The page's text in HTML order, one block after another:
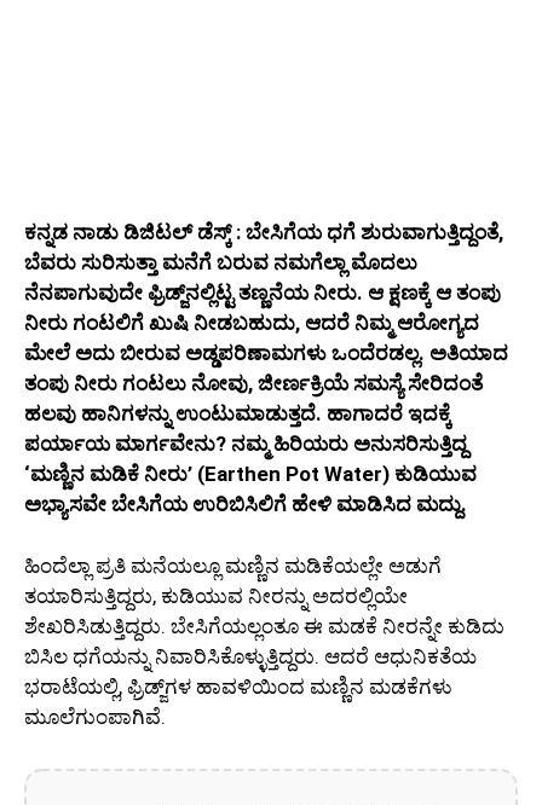
ಕನ್ನಡ ನಾಡು ಡಿಜಿಟಲ್‌ ಡೆಸ್ಕ್‌ : ಬೇಸಿಗೆಯ ಧಗೆ ಶುರುವಾಗುತ್ತಿದ್ದಂತೆ,
ಬೆವರು ಸುರಿಸುತ್ತಾ ಮನೆಗೆ ಬರುವ ನಮಗೆಲ್ಲಾ ಮೊದಲು
ನೆನಪಾಗುವುದೇ ಫ್ರಿಡ್ಜ್‌ನಲ್ಲಿಟ್ಟ ತಣ್ಣನೆಯ ನೀರು. ಆ ಕ್ಷಣಕ್ಕೆ ಆ ತಂಪು
ನೀರು ಗಂಟಲಿಗೆ ಖುಷಿ ನೀಡಬಹುದು, ಆದರೆ ನಿಮ್ಮ ಆರೋಗ್ಯದ
ಮೇಲೆ ಅದು ಬೀರುವ ಅಡ್ಡಪರಿಣಾಮಗಳು ಒಂದೆರಡಲ್ಲ. ಅತಿಯಾದ
ತಂಪು ನೀರು ಗಂಟಲು ನೋವು, ಜೀರ್ಣಕ್ರಿಯೆ ಸಮಸ್ಯೆ ಸೇರಿದಂತೆ
ಹಲವು ಹಾನಿಗಳನ್ನು ಉಂಟುಮಾಡುತ್ತದೆ. ಹಾಗಾದರೆ ಇದಕ್ಕೆ
ಪರ್ಯಾಯ ಮಾರ್ಗವೇನು? ನಮ್ಮ ಹಿರಿಯರು ಅನುಸರಿಸುತ್ತಿದ್ದ
‘ಮಣ್ಣಿನ ಮಡಿಕೆ ನೀರು’ (Earthen Pot Water) ಕುಡಿಯುವ
ಅಭ್ಯಾಸವೇ ಬೇಸಿಗೆಯ ಉರಿಬಿಸಿಲಿಗೆ ಹೇಳಿ ಮಾಡಿಸಿದ ಮದ್ದು.
ಹಿಂದೆಲ್ಲಾ ಪ್ರತಿ ಮನೆಯಲ್ಲೂ ಮಣ್ಣಿನ ಮಡಿಕೆಯಲ್ಲೇ ಅಡುಗೆ
ತಯಾರಿಸುತ್ತಿದ್ದರು, ಕುಡಿಯುವ ನೀರನ್ನು ಅದರಲ್ಲಿಯೇ
ಶೇಖರಿಸಿಡುತ್ತಿದ್ದರು. ಬೇಸಿಗೆಯಲ್ಲಂತೂ ಈ ಮಡಕೆ ನೀರನ್ನೇ ಕುಡಿದು
ಬಿಸಿಲ ಧಗೆಯನ್ನು ನಿವಾರಿಸಿಕೊಳ್ಳುತ್ತಿದ್ದರು. ಆದರೆ ಆಧುನಿಕತೆಯ
ಭರಾಟೆಯಲ್ಲಿ, ಫ್ರಿಡ್ಜ್‌ಗಳ ಹಾವಳಿಯಿಂದ ಮಣ್ಣಿನ ಮಡಕೆಗಳು
ಮೂಲೆಗುಂಪಾಗಿವೆ.